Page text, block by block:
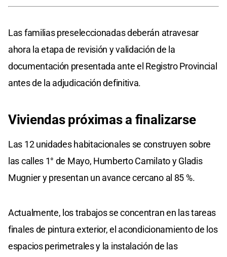
Las familias preseleccionadas deberán atravesar
ahora la etapa de revisión y validación de la
documentación presentada ante el Registro Provincial
antes de la adjudicación definitiva.
Viviendas próximas a finalizarse
Las 12 unidades habitacionales se construyen sobre
las calles 1° de Mayo, Humberto Camilato y Gladis
Mugnier y presentan un avance cercano al 85 %.
Actualmente, los trabajos se concentran en las tareas
finales de pintura exterior, el acondicionamiento de los
espacios perimetrales y la instalación de las